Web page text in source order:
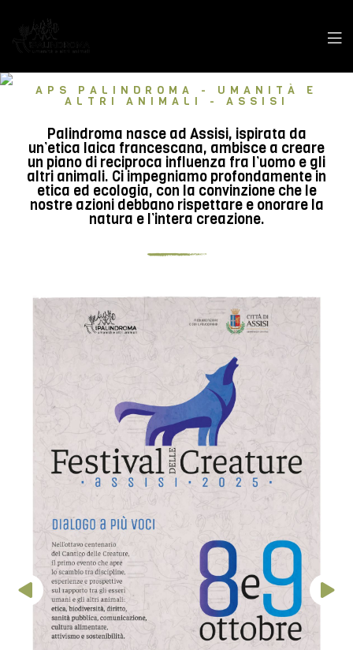
APS PALINDROMA - UMANITÀ E
ALTRI ANIMALI - ASSISI
Palindroma nasce ad Assisi, ispirata da
un’etica laica francescana, ambisce a creare
un piano di reciproca influenza fra l’uomo e gli
altri animali. Ci impegniamo profondamente in
etica ed ecologia, con la convinzione che le
nostre azioni debbano rispettare e onorare la
natura e l’intera creazione.